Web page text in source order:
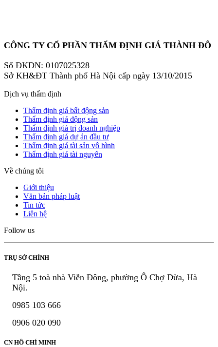
CÔNG TY CỔ PHẦN THẨM ĐỊNH GIÁ THÀNH ĐÔ
Số ĐKDN: 0107025328
Sở KH&ĐT Thành phố Hà Nội cấp ngày 13/10/2015
Dịch vụ thẩm định
Thẩm định giá bất động sản
Thẩm định giá động sản
Thẩm định giá trị doanh nghiệp
Thẩm định giá dự án đầu tư
Thẩm định giá tài sản vô hình
Thẩm định giá tài nguyên
Về chúng tôi
Giới thiệu
Văn bản pháp luật
Tin tức
Liên hệ
Follow us
TRỤ SỞ CHÍNH
Tầng 5 toà nhà Viễn Đông, phường Ô Chợ Dừa, Hà
Nội.
0985 103 666
0906 020 090
CN HỒ CHÍ MINH